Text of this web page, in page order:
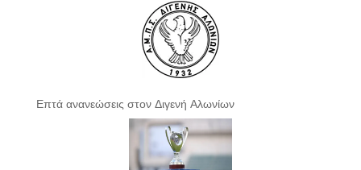
Επτά ανανεώσεις στον Διγενή Αλωνίων